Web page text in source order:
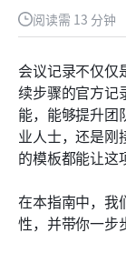
阅读需 13 分钟
会议记录不仅仅
续步骤的官方记
能，能够提升团
业人士，还是刚
的模板都能让这
在本指南中，我
性，并带你一步
会议记录的写
使用Lark，
有效会议记
前五名会议
结论：掌握
常见问题